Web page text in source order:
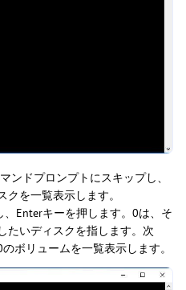
ンドプロンプトにスキップし、
を一覧表示します。
、Enterキーを押します。0は、そ
たいディスクを指します。次
ボリュームを一覧表示します。